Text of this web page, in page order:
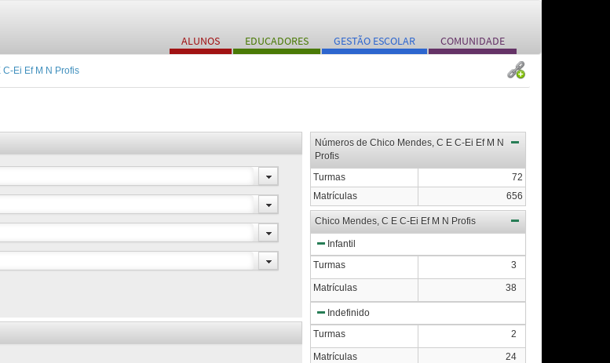
ALUNOS EDUCADORES GESTÃO ESCOLAR COMUNIDADE
Ei Ef M N Profis
Números de Chico Mendes, C E C-Ei Ef M N
Profis
Turmas
72
Matrículas
656
Chico Mendes, C E C-Ei Ef M N Profis
Infantil
Turmas
3
Matrículas 38
Indefinido
Turmas
2
Matrículas 24